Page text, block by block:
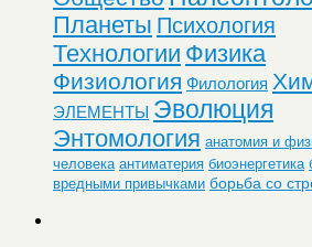
Планеты Психология
Технологии Физика
Физиология Филология
ЭЛЕМЕНТЫ Эволюция
Энтомология анатомия и
человека антиматерия биоэнергетика
вредными привычками борьба со